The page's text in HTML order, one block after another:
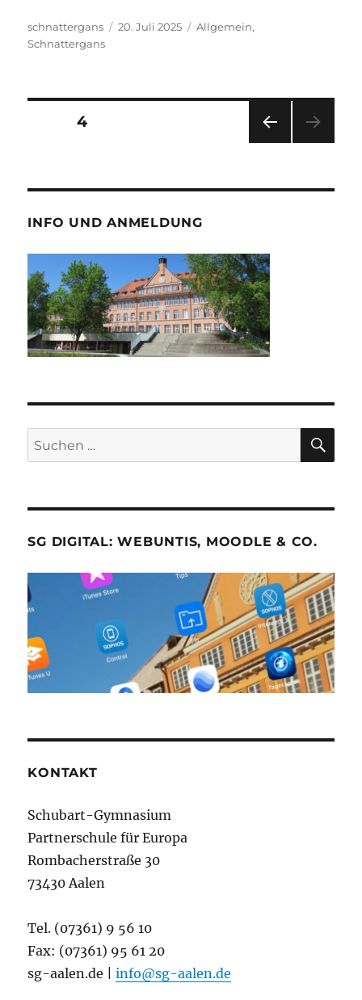
Autor
schnattergans
Veröffentlicht
20. Juli 2025 Kategorien
Allgemein,
Schnattergans
Seitennummerierung
Beiträge
SEIT
SEITE4
INFO UND ANMELDUNG
Suche
nach:
SG DIGITAL: WEBUNTIS, MOODLE & CO.
KONTAKT
Schubart-Gymnasium
Partnerschule für Europa
Rombacherstraße 30
73430 Aalen
Tel. (07361) 9 56 10
Fax: (07361) 95 61 20
sg-aalen.de |info@sg-aalen.de